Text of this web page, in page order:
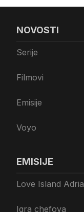
NOVOSTI
Serije
Filmovi
Emisije
Voyo
EMISIJE
Love Island Adria
Igra chefova